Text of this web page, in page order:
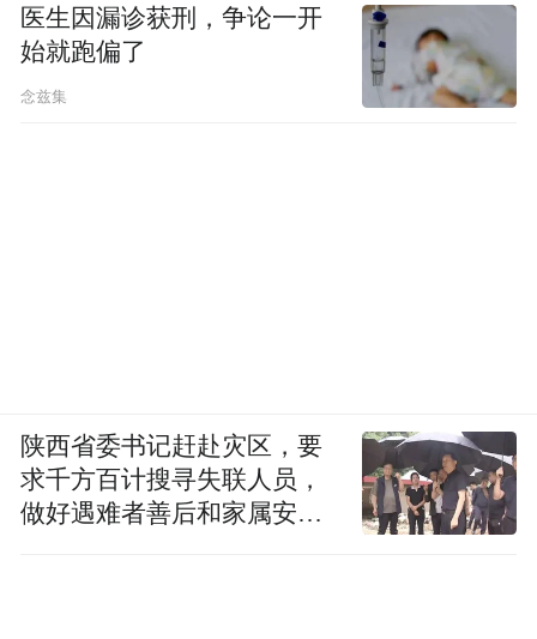
医生因漏诊获刑，争论一开
始就跑偏了
念兹集
陕西省委书记赶赴灾区，要
求千方百计搜寻失联人员，
做好遇难者善后和家属安抚